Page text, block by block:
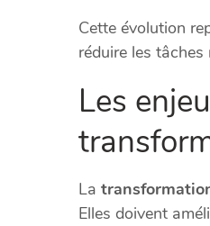
Cette évolution
réduire les
Les
La
Elles doivent